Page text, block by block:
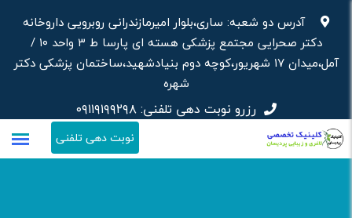
محتوا
آدرس دو شعبه: ساری،بلوار امیرمازندرانی روبرویی داروخانه‌
دکتر صحرایی مجتمع پزشکی هسته ای پارسا ط ۳ واحد ۱۰ /
آمل،میدان ۱۷ شهریور،کوچه دوم بنیادشهید،ساختمان پزشکی دکتر
شهره
رزرو نوبت دهی تلفنی:۰۹۱۱۹۱۹۹۲۹۸
نوبت دهی تلفنی